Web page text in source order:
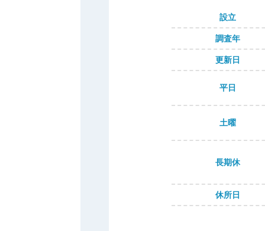
設立
調査年
更新日
平日
土曜
長期休
休所日